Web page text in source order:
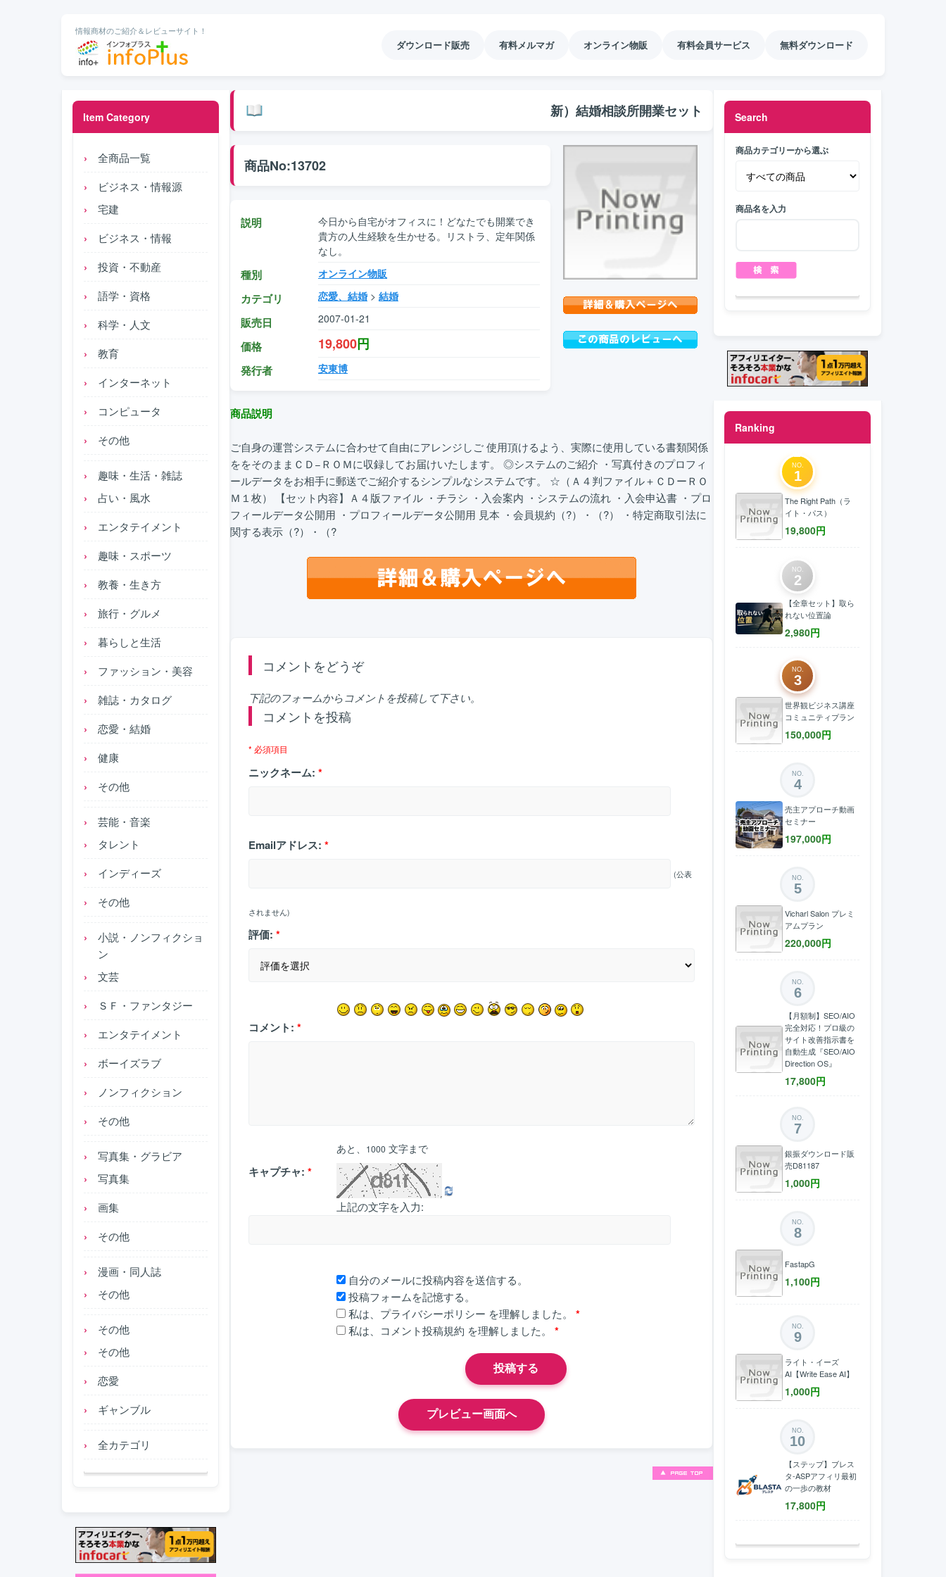
情報商材のご紹介＆レビューサイト！
ダウンロード販売 有料メルマガ オンライン物販 有料会員サービス 無料ダウンロード
Item Category
全商品一覧
ビジネス・情報源
宅建
ビジネス・情報
投資・不動産
語学・資格
科学・人文
教育
インターネット
コンピュータ
その他
趣味・生活・雑誌
占い・風水
エンタテイメント
趣味・スポーツ
教養・生き方
旅行・グルメ
暮らしと生活
ファッション・美容
雑誌・カタログ
恋愛・結婚
健康
その他
芸能・音楽
タレント
インディーズ
その他
小説・ノンフィクショ
ン
文芸
ＳＦ・ファンタジー
エンタテイメント
ボーイズラブ
ノンフィクション
その他
写真集・グラビア
写真集
画集
その他
漫画・同人誌
その他
その他
その他
恋愛
ギャンブル
全カテゴリ
新）結婚相談所開業セット
商品No:13702
説明
今日から自宅がオフィスに！どなたでも開業でき
貴方の人生経験を生かせる。リストラ、定年関係
なし。
種別 オンライン物販
カテゴリ 恋愛、結婚 > 結婚
販売日 2007-01-21
価格 19,800円
発行者 安東博
商品説明
ご自身の運営システムに合わせて自由にアレンジしご 使用頂けるよう、実際に使用している書類関係
ををそのままＣＤ−ＲＯＭに収録してお届けいたします。 ◎システムのご紹介 ・写真付きのプロフィ
ールデータをお相手に郵送でご紹介するシンプルなシステムです。 ☆（Ａ４判ファイル＋ＣＤーＲＯ
Ｍ１枚） 【セット内容】Ａ４版ファイル ・チラシ ・入会案内 ・システムの流れ ・入会申込書 ・プロ
フィールデータ公開用 ・プロフィールデータ公開用 見本 ・会員規約（?）・（?） ・特定商取引法に
関する表示（?）・（?
コメントをどうぞ
下記のフォームからコメントを投稿して下さい。
コメントを投稿
* 必須項目
ニックネーム: *
Emailアドレス: *
(公表
されません)
評価: *
コメント: *
あと、 1000 文字まで
キャプチャ: *
上記の文字を入力:
自分のメールに投稿内容を送信する。
投稿フォームを記憶する。
私は、 プライバシーポリシー を理解しました。 *
私は、 コメント投稿規約 を理解しました。 *
Search
商品カテゴリーから選ぶ
商品名を入力
Ranking
NO.
1
The Right Path（ラ
イト・パス）
19,800円
NO.
2
【全章セット】取ら
れない位置論
2,980円
NO.
3
世界観ビジネス講座
コミュニティプラン
150,000円
NO.
4
売主アプローチ動画
セミナー
197,000円
NO.
5
Vicharl Salon プレミ
アムプラン
220,000円
NO.
6
【月額制】SEO/AIO
完全対応！プロ級の
サイト改善指示書を
自動生成『SEO/AIO
Direction OS』
17,800円
NO.
7
銀振ダウンロード販
売D81187
1,000円
NO.
8
FastapG
1,100円
NO.
9
ライト・イーズ
AI【Write Ease AI】
1,000円
NO.
10
【ステップ】ブレス
タ-ASPアフィリ最初
の一歩の教材
17,800円